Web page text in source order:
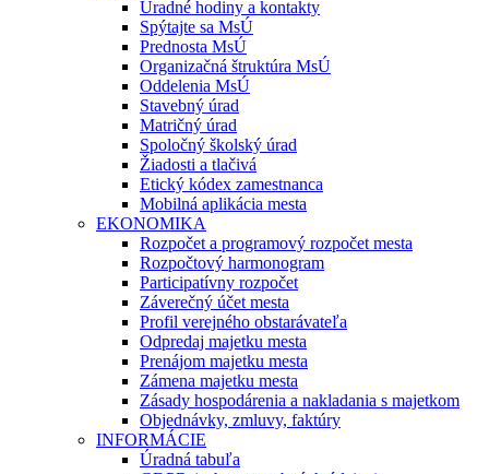
Úradné hodiny a kontakty
Spýtajte sa MsÚ
Prednosta MsÚ
Organizačná štruktúra MsÚ
Oddelenia MsÚ
Stavebný úrad
Matričný úrad
Spoločný školský úrad
Žiadosti a tlačivá
Etický kódex zamestnanca
Mobilná aplikácia mesta
EKONOMIKA
Rozpočet a programový rozpočet mesta
Rozpočtový harmonogram
Participatívny rozpočet
Záverečný účet mesta
Profil verejného obstarávateľa
Odpredaj majetku mesta
Prenájom majetku mesta
Zámena majetku mesta
Zásady hospodárenia a nakladania s majetkom
Objednávky, zmluvy, faktúry
INFORMÁCIE
Úradná tabuľa